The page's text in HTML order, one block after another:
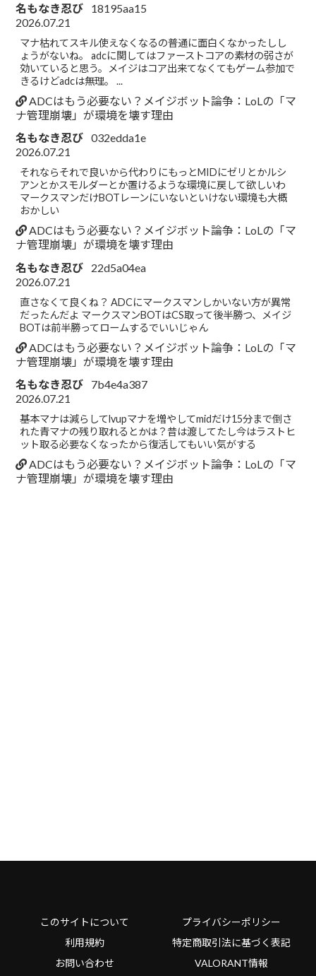
名もなき忍び
18195aa15
2026.07.21
マナ枯れてスキル使えなくなるの普通に面白くなかったしし
ょうがないね。 adcに関してはファーストコアの素材の弱さが
効いていると思う。メイジはコア出来てなくてもゲーム参加で
きるけどadcは無理。 ...
ADCはもう必要ない？メイジボット論争：LoLの「マ
ナ管理崩壊」が環境を壊す理由
名もなき忍び 032edda1e
2026.07.21
それならそれで良いから代わりにもっとMIDにゼリとかルシ
アンとかスモルダーとか置けるような環境に戻して欲しいわ
マークスマンだけBOTレーンにいないといけない環境も大概
おかしい
ADCはもう必要ない？メイジボット論争：LoLの「マ
ナ管理崩壊」が環境を壊す理由
名もなき忍び
22d5a04ea
2026.07.21
直さなくて良くね？ ADCにマークスマンしかいない方が異常
だったんだよ マークスマンBOTはCS取って後半勝つ、メイジ
BOTは前半勝ってロームするでいいじゃん
ADCはもう必要ない？メイジボット論争：LoLの「マ
ナ管理崩壊」が環境を壊す理由
名もなき忍び
7b4e4a387
2026.07.21
基本マナは減らしてlvupマナを増やしてmidだけ15分まで倒さ
れた青マナの残り取れるとかは？昔は渡してたし今はラストヒ
ット取る必要なくなったから復活してもいい気がする
ADCはもう必要ない？メイジボット論争：LoLの「マ
ナ管理崩壊」が環境を壊す理由
このサイトについて
プライバシーポリシー
利用規約
特定商取引法に基づく表記
お問い合わせ
VALORANT情報